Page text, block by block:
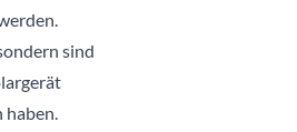
sind
haben.